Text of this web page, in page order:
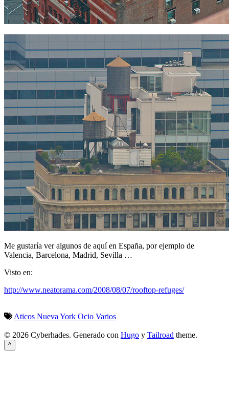
Me gustaría ver algunos de aquí en España, por ejemplo de
Valencia, Barcelona, Madrid, Sevilla …
Visto en:
http://www.neatorama.com/2008/08/07/rooftop-refuges/
Aticos Nueva York Ocio Varios
© 2026 Cyberhades. Generado con Hugo y Tailroad theme.
^